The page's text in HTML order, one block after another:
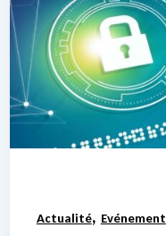
Actualité, Evénement